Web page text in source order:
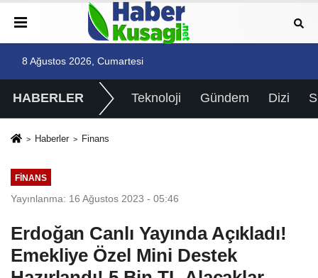
8 Ağustos 2026, Cumartesi
HABERLER Teknoloji Gündem Dizi
Haberler Finans
FINANS
Yayınlanma: 16 Ağustos 2023 - 05:46
Erdoğan Canlı Yayında Açıkladı!
Emekliye Özel Mini Destek